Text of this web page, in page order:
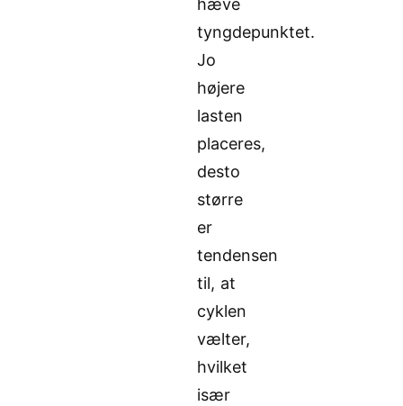
tyngdepunktet.
Jo
højere
lasten
placeres,
desto
større
er
tendensen
til, at
cyklen
vælter,
hvilket
især